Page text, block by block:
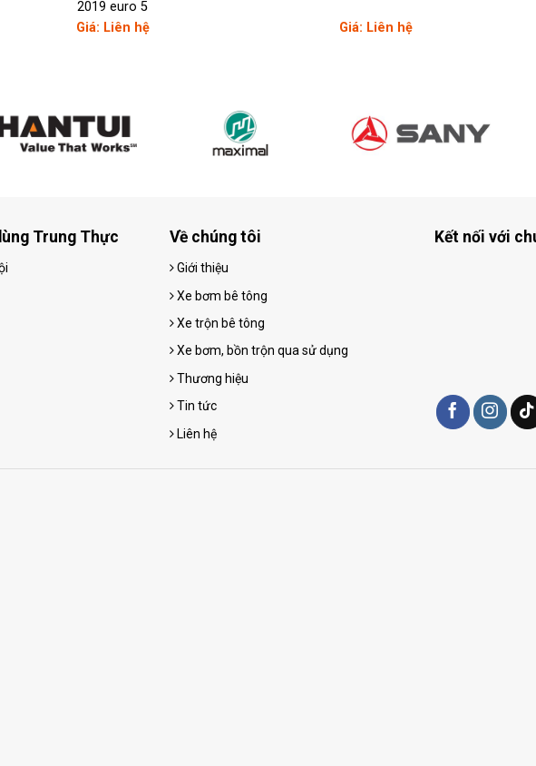
2019 euro 5
Giá: Liên hệ
Giá: Liên hệ
Trung Thực Về chúng tôi
Giới thiệu
Xe bơm bê tông
Xe trộn bê tông
Xe bơm, bồn trộn qua sử dụng
Thương hiệu
Tin tức
Liên hệ
Kết nối với